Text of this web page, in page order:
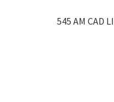
545 AM CAD